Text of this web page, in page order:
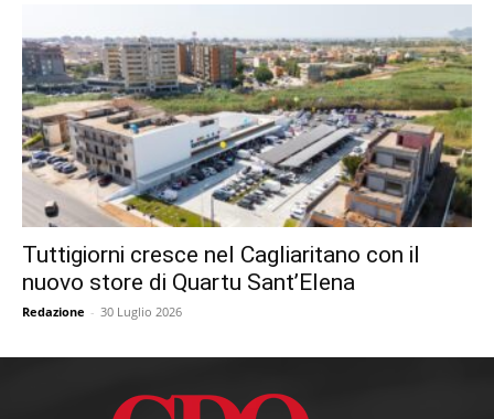
Tuttigiorni cresce nel Cagliaritano con il
nuovo store di Quartu Sant’Elena
Redazione - 30 Luglio 2026